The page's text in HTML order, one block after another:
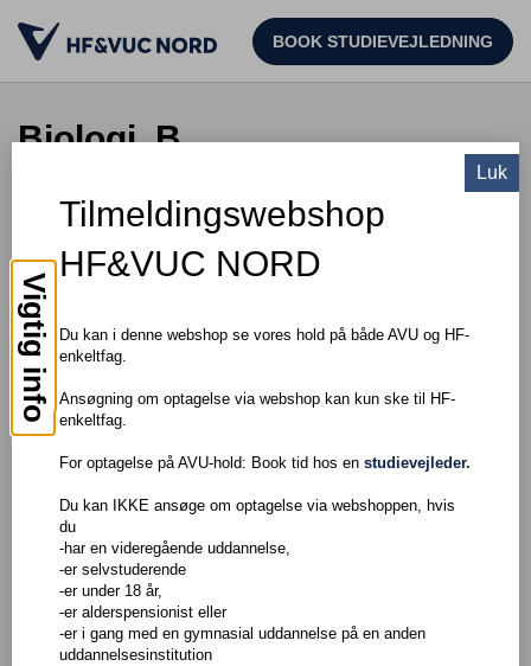
BOOK STUDIEVEJLEDNING
Biologi, B
TIL SØGNING
Pris: DKK 550,00
Om faget
I faget biologi på B-niveau får du indsigt i biologiens verden og en
faglig baggrund for at forstå betydningen af naturens
mangfoldighed, bæredygtig udvikling og miljøbeskyttelse. Du får
også indsigt i levevilkår og baggrund for at forstå livsstilsfaktorers
betydning for sundhed og sygdom.
Adgangskrav
Du kan tidligst blive optaget på hf-enkeltfag et år efter, at du har
afsluttet folkeskolens 9. eller 10. klasse eller har modtaget
tilsvarende undervisning.
Du kan altså ikke blive optaget, hvis du kommer direkte fra 10.
klasse, hvad enten 10. klasse er taget på en folkeskole eller
anden institution.
Vigtig info
Tilmeldingswebshop
HF&VUC NORD
Du kan i denne webshop se vores hold på både AVU og HF-
enkeltfag.
Ansøgning om optagelse via webshop kan kun ske til HF-
enkeltfag.
For optagelse på AVU-hold: Book tid hos en studievejleder.
Du kan IKKE ansøge om optagelse via webshoppen, hvis
du
-har en videregående uddannelse,
-er selvstuderende
-er under 18 år,
-er alderspensionist eller
-er i gang med en gymnasial uddannelse på en anden
uddannelsesinstitution
Luk